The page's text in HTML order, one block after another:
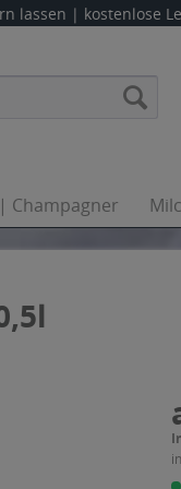
lassen | kostenlose
Champagner